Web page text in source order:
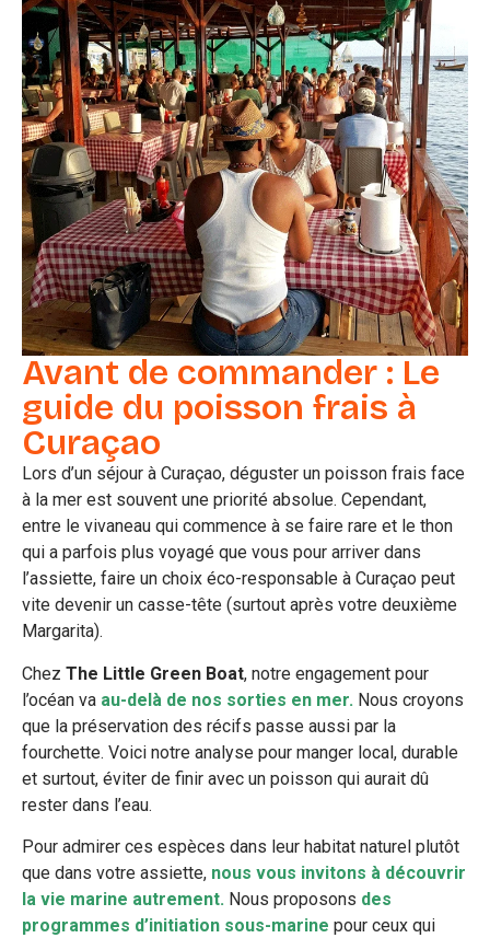
Avant de commander : Le
guide du poisson frais à
Curaçao
Lors d’un séjour à Curaçao, déguster un poisson frais face
à la mer est souvent une priorité absolue. Cependant,
entre le vivaneau qui commence à se faire rare et le thon
qui a parfois plus voyagé que vous pour arriver dans
l’assiette, faire un choix éco-responsable à Curaçao peut
vite devenir un casse-tête (surtout après votre deuxième
Margarita).
Chez The Little Green Boat, notre engagement pour
l’océan va au-delà de nos sorties en mer. Nous croyons
que la préservation des récifs passe aussi par la
fourchette. Voici notre analyse pour manger local, durable
et surtout, éviter de finir avec un poisson qui aurait dû
rester dans l’eau.
Pour admirer ces espèces dans leur habitat naturel plutôt
que dans votre assiette, nous vous invitons à découvrir
la vie marine autrement. Nous proposons des
programmes d’initiation sous-marine pour ceux qui